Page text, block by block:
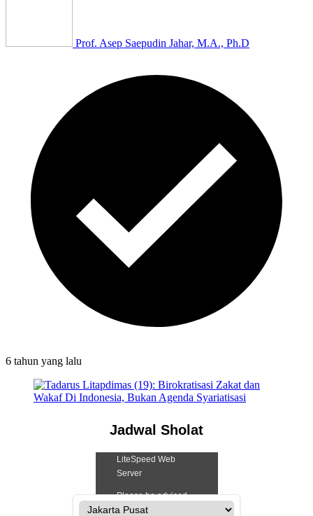
Prof. Asep Saepudin Jahar, M.A., Ph.D
6 tahun yang lalu
Jadwal Sholat